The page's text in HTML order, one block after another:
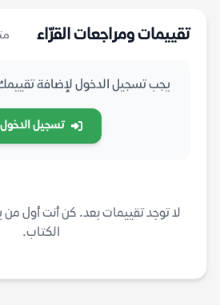
تقييمات ومراجعات القرّاء
يجب تسجيل الدخول لإضافة
تسجيل الدخول
لا توجد تقييمات بعد. كن أنت أول
الكتاب.